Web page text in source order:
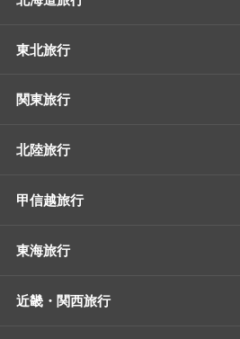
東北旅行
関東旅行
北陸旅行
甲信越旅行
東海旅行
近畿・関西旅行